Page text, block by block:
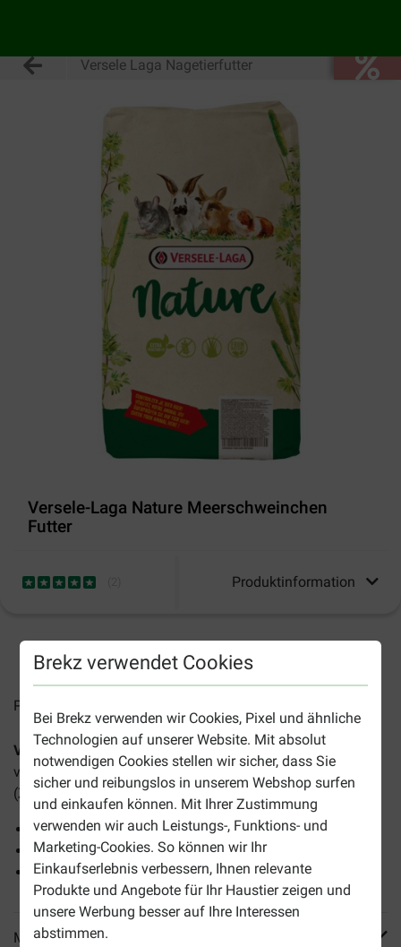
Brekz verwendet Cookies
Bei Brekz verwenden wir Cookies, Pixel und ähnliche
Technologien auf unserer Website. Mit absolut
notwendigen Cookies stellen wir sicher, dass Sie
sicher und reibungslos in unserem Webshop surfen
und einkaufen können. Mit Ihrer Zustimmung
verwenden wir auch Leistungs-, Funktions- und
Marketing-Cookies. So können wir Ihr
Einkaufserlebnis verbessern, Ihnen relevante
Produkte und Angebote für Ihr Haustier zeigen und
unsere Werbung besser auf Ihre Interessen
abstimmen.
Versele Laga Nagetierfutter
Versele-Laga Nature Meerschweinchen
Futter
Produktinformation
Preise inkl. MwSt zzgl.
Versele-Laga Nature Meerschweinchen Futterist ein
vielseitiges, ballaststoffreiches Futter, das sich sich für
(Zwerg-)Kaninchen eignet. Die Vorteile dieses Futters:
Getreidefreies Futter
Abwechslungsreich und ballaststoffreich
Knusprige Pellets für gesunde Zähne
Mehr Produktinfos